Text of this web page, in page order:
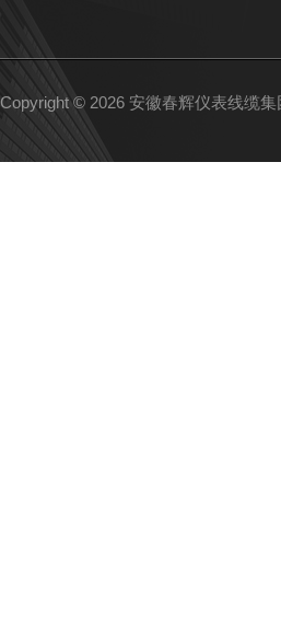
Copyright © 2026 安徽春辉仪表线缆